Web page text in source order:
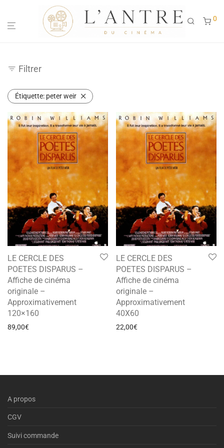
0
Filtrer
Étiquette: peter weir
LE CERCLE DES
POETES DISPARUS –
Affiche de cinéma
originale –
Approximativement
120×160
89,00€
LE CERCLE DES
POETES DISPARUS –
Affiche de cinéma
originale –
Approximativement
40X60
22,00€
A propos
CGV
Suivi commande